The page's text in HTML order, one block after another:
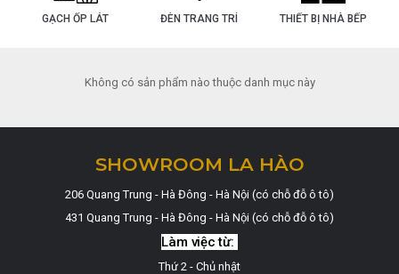
GẠCH ỐP LÁT ĐÈN TRANG TRÍ THIẾT BỊ NHÀ BẾP
Không có sản phẩm nào thuộc danh mục này
SHOWROOM LA HÀO
206 Quang Trung - Hà Đông - Hà Nội (có chỗ đỗ ô tô)
431 Quang Trung - Hà Đông - Hà Nội (có chỗ đỗ ô tô)
Làm việc từ:
Thứ 2 - Chủ nhật